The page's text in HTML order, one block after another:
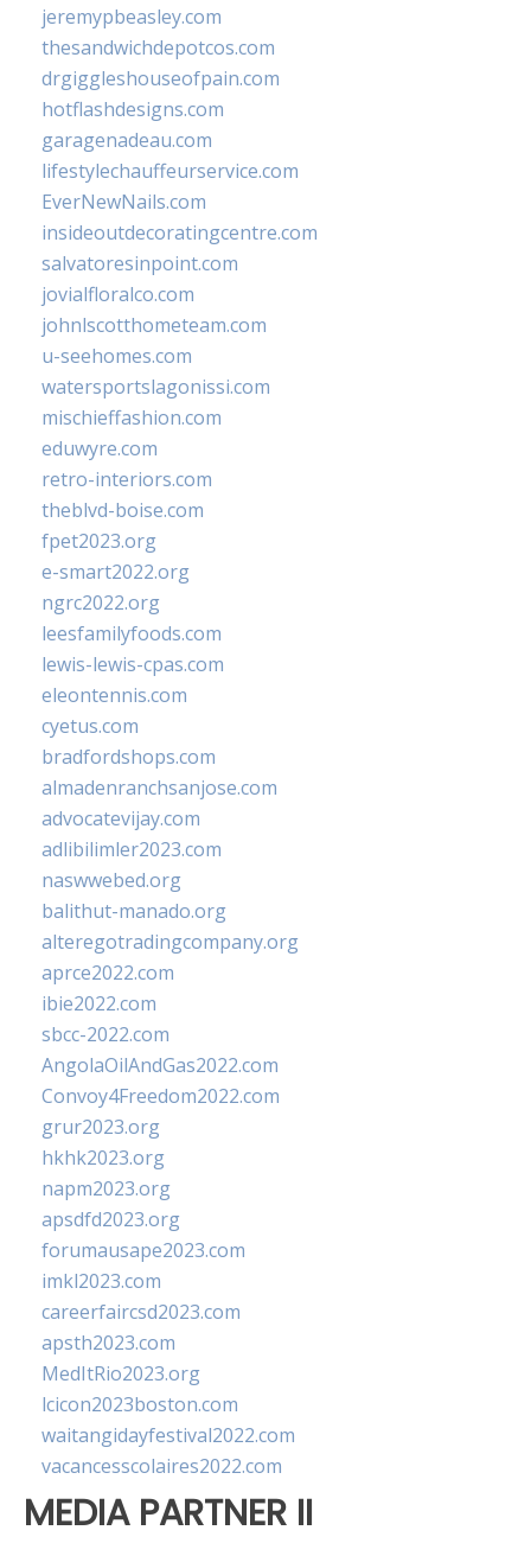
jeremypbeasley.com
thesandwichdepotcos.com
drgiggleshouseofpain.com
hotflashdesigns.com
garagenadeau.com
lifestylechauffeurservice.com
EverNewNails.com
insideoutdecoratingcentre.com
salvatoresinpoint.com
jovialfloralco.com
johnlscotthometeam.com
u-seehomes.com
watersportslagonissi.com
mischieffashion.com
eduwyre.com
retro-interiors.com
theblvd-boise.com
fpet2023.org
e-smart2022.org
ngrc2022.org
leesfamilyfoods.com
lewis-lewis-cpas.com
eleontennis.com
cyetus.com
bradfordshops.com
almadenranchsanjose.com
advocatevijay.com
adlibilimler2023.com
naswwebed.org
balithut-manado.org
alteregotradingcompany.org
aprce2022.com
ibie2022.com
sbcc-2022.com
AngolaOilAndGas2022.com
Convoy4Freedom2022.com
grur2023.org
hkhk2023.org
napm2023.org
apsdfd2023.org
forumausape2023.com
imkl2023.com
careerfaircsd2023.com
apsth2023.com
MedItRio2023.org
lcicon2023boston.com
waitangidayfestival2022.com
vacancesscolaires2022.com
MEDIA PARTNER II